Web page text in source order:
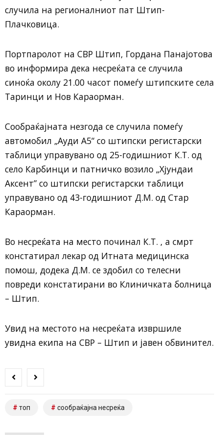
случила на регионалниот пат Штип-
Плачковица.
Портпаролот на СВР Штип, Гордана Панајотова
во информира дека несреќата се случила
синоќа околу 21.00 часот помеѓу штипските села
Таринци и Нов Караорман.
Сообраќајната незгода се случила помеѓу
автомобил „Ауди А5“ со штипски регистарски
таблици управувано од 25-годишниот К.Т. од
село Карбинци и патничко возило „Хјундаи
Аксент” со штипски регистарски таблици
управувано од 43-годишниот Д.М. од Стар
Караорман.
Во несреќата на место починал К.Т. , а смрт
констатирал лекар од Итната медицинска
помош, додека Д.М. се здобил со телесни
повреди констатирани во Клиничката болница
– Штип.
Увид на местото на несреќата извршиле
увидна екипа на СВР – Штип и јавен обвинител.
топ сообраќајна несреќа